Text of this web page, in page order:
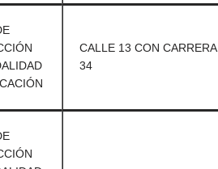
CALLE 13 CON CARRERA
34